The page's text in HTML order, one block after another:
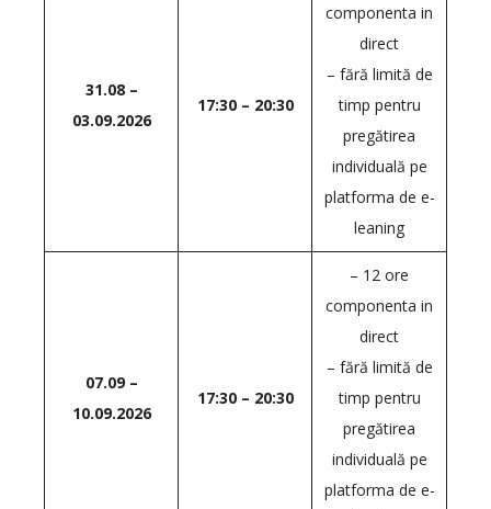
31.08 –
03.09.2026
17:30 – 20:30
componenta in
direct
– fără limită de
timp pentru
pregătirea
individuală pe
platforma de e-
leaning
07.09 –
10.09.2026
17:30 – 20:30
– 12 ore
componenta in
direct
– fără limită de
timp pentru
pregătirea
individuală pe
platforma de e-